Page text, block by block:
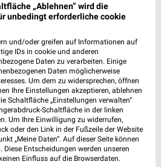
km 8,8 km
Noch heute gültig
XXXLutz
„Ablehnen“ wird die
unbedingt erforderliche cookie
und/oder greifen auf Informationen auf
IDs in cookie und anderen
Daten zu verarbeiten. Einige
Daten möglicherweise
Um dem zu widersprechen, öffnen
Ihre Einstellungen akzeptieren, ablehnen
Schaltfläche „Einstellungen verwalten“
Schaltfläche in der linken
Um Ihre Einwilligung zu widerrufen,
oder den Link in der Fußzeile der Website
„Meine Daten“. Auf dieser Seite können
Entscheidungen werden unseren
Einfluss auf die Browserdaten.